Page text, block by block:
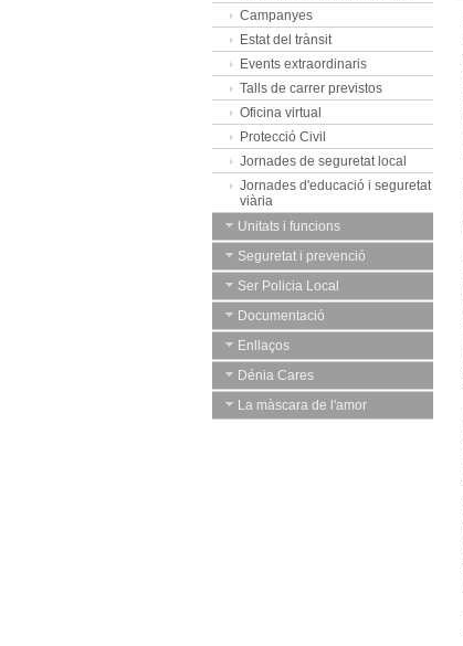
Campanyes
Estat del trànsit
Events extraordinaris
Talls de carrer previstos
Oficina virtual
Protecció Civil
Jornades de seguretat local
Jornades d'educació i seguretat
viària
Unitats i funcions
Seguretat i prevenció
Ser Policia Local
Documentació
Enllaços
Dénia Cares
La màscara de l'amor